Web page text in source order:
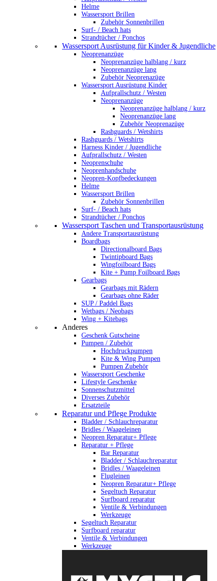
Helme
Wassersport Brillen
Zubehör Sonnenbrillen
Surf- / Beach hats
Strandtücher / Ponchos
Wassersport Ausrüstung für Kinder & Jugendliche
Neoprenanzüge
Neoprenanzüge halblang / kurz
Neoprenanzüge lang
Zubehör Neoprenazüge
Wassersport Ausrüstung Kinder
Aufprallschutz / Westen
Neoprenanzüge
Neoprenanzüge halblang / kurz
Neoprenanzüge lang
Zubehör Neoprenazüge
Rashguards / Wetshirts
Rashguards / Wetshirts
Harness Kinder / Jugendliche
Aufprallschutz / Westen
Neoprenschuhe
Neoprenhandschuhe
Neopren-Kopfbedeckungen
Helme
Wassersport Brillen
Zubehör Sonnenbrillen
Surf- / Beach hats
Strandtücher / Ponchos
Wassersport Taschen und Transportausrüstung
Andere Transportausrüstung
Boardbags
Directionalboard Bags
Twintipboard Bags
Wingfoilboard Bags
Kite + Pump Foilboard Bags
Gearbags
Gearbags mit Rädern
Gearbags ohne Räder
SUP / Paddel Bags
Wetbags / Neobags
Wing + Kitebags
Anderes
Geschenk Gutscheine
Pumpen / Zubehör
Hochdruckpumpen
Kite & Wing Pumpen
Pumpen Zubehör
Wassersport Geschenke
Lifestyle Geschenke
Sonnenschutzmittel
Diverses Zubehör
Ersatzteile
Reparatur und Pflege Produkte
Bladder / Schlauchreparatur
Bridles / Waageleinen
Neopren Reparatur+ Pflege
Reparatur + Pflege
Bar Reparatur
Bladder / Schlauchreparatur
Bridles / Waageleinen
Flugleinen
Neopren Reparatur+ Pflege
Segeltuch Reparatur
Surfboard reparatur
Ventile & Verbindungen
Werkzeuge
Segeltuch Reparatur
Surfboard reparatur
Ventile & Verbindungen
Werkzeuge